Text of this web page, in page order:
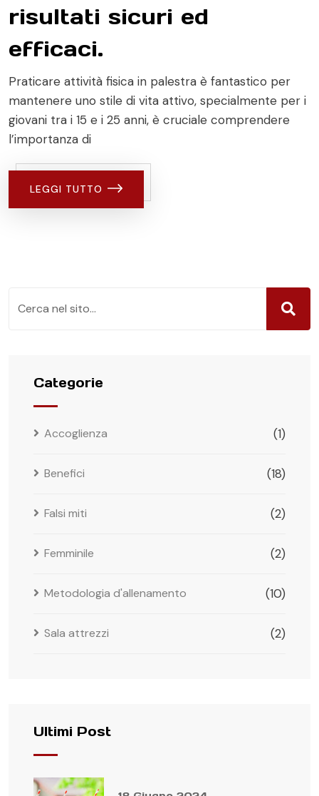
risultati sicuri ed
efficaci.
Praticare attività fisica in palestra è fantastico per
mantenere uno stile di vita attivo, specialmente per i
giovani tra i 15 e i 25 anni, è cruciale comprendere
l’importanza di
LEGGI TUTTO
Categorie
Accoglienza (1)
Benefici (18)
Falsi miti (2)
Femminile (2)
Metodologia d'allenamento (10)
Sala attrezzi (2)
Ultimi Post